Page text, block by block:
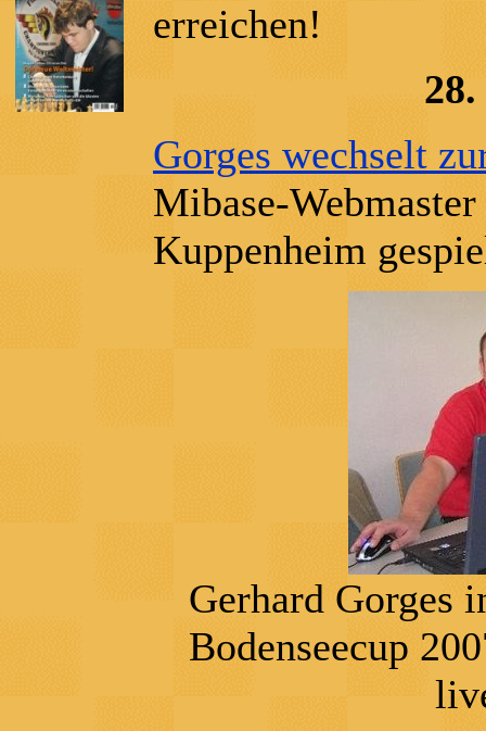
erreichen!
Gorges wechselt
Mibase-
Kuppenheim
Gerhard Gorges
Bodenseecup